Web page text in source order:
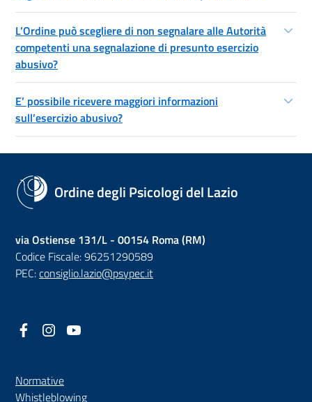
L’Ordine può scegliere di non segnalare alle Autorità
competenti una segnalazione di presunto esercizio
abusivo?
E’ possibile ricevere maggiori informazioni
sull’esercizio abusivo?
Ordine degli Psicologi del Lazio
via Ostiense 131/L - 00154 Roma (RM)
Codice Fiscale: 96251290589
PEC:consiglio.lazio@psypec.it
Facebook
(nuova scheda - new tab)
Instagram
(nuova scheda - new tab)
Normative
Whistleblowing(nuova scheda - new tab)